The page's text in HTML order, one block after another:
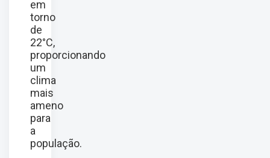
em
torno
de
22°C,
proporcionando
um
clima
mais
ameno
para
a
população.